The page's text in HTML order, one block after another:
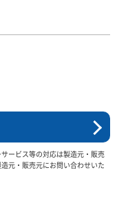
ービス等の対応は製造元・販売
元・販売元にお問い合わせいた